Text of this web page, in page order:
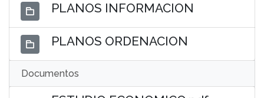
PLANOS INFORMACION
PLANOS ORDENACION
Documentos